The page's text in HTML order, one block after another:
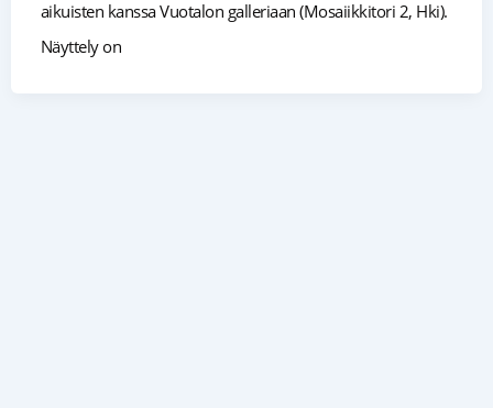
aikuisten kanssa Vuotalon galleriaan (Mosaiikkitori 2, Hki).
Näyttely on